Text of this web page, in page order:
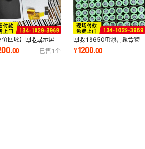
价回收】回收显示屏
LED屏 回收导航屏 回
板屏
.00 已售 1 个
回收18650电池、聚合物
电池、32650电池回收、
汽车底盘电池回收等
¥1200.00